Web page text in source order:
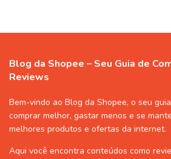
Blog da Shopee – Seu Guia de
Reviews
Bem-vindo ao Blog da Shopee, o seu
comprar melhor, gastar menos e se
melhores produtos e ofertas da internet.
Aqui você encontra conteúdos como